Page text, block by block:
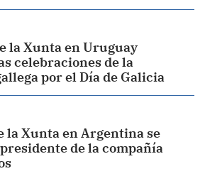
la Xunta en Uruguay
celebraciones de la
por el Día de Galicia
la Xunta en Argentina se
de la compañía